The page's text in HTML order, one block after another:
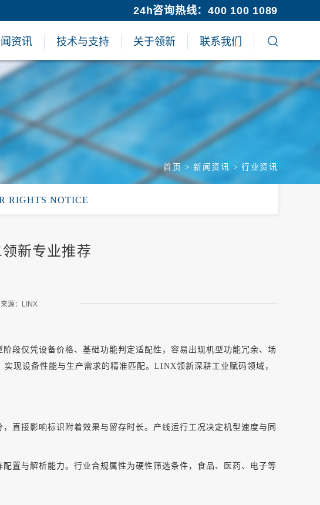
24h咨询热线：400 100 1089
资讯 技术与支持 关于领新 联系我们
首页 > 新闻资讯 > 行业资讯
RIGHTS NOTICE
新专业推荐
来源：LINX
段仅凭设备价格、基础功能判定适配性，容易出现机型功能冗余、场
现设备性能与生产需求的精准匹配。 LINX领新深耕工业赋码领域，
直接影响标识附着效果与留存时长。产线运行工况决定机型速度与同
置与解析能力。行业合规属性为硬性筛选条件，食品、医药、电子等